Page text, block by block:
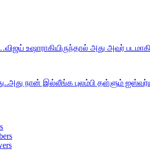
உஷாராகியிருந்தால் அது அவர்
நான் இல்லீங்க புலம்பி தள்ளும்